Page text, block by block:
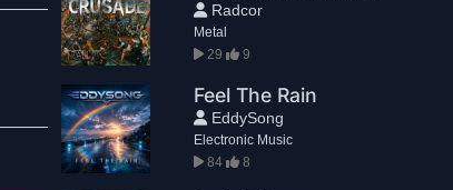
Radcor
Metal
29
9
Feel The Rain
EddySong
Electronic Music
84
8